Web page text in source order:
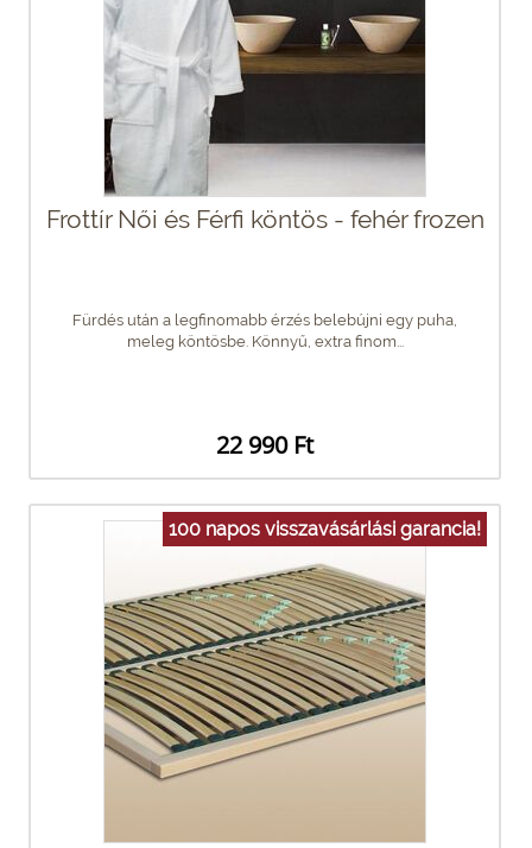
Frottír Női és Férfi köntös - fehér frozen
Fürdés után a legfinomabb érzés belebújni egy puha,
meleg köntösbe. Könnyű, extra finom...
22 990 Ft
100 napos visszavásárlási garancia!